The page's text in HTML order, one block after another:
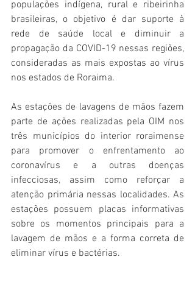
populações indígena, rural e ribeirinha
brasileiras, o objetivo é dar suporte à
rede de saúde local e diminuir a
propagação da COVID-19 nessas regiões,
consideradas as mais expostas ao vírus
nos estados de Roraima.
As estações de lavagens de mãos fazem
parte de ações realizadas pela OIM nos
três municípios do interior roraimense
para promover o enfrentamento ao
coronavírus e a outras doenças
infecciosas, assim como reforçar a
atenção primária nessas localidades. As
estações possuem placas informativas
sobre os momentos principais para a
lavagem de mãos e a forma correta de
eliminar vírus e bactérias.